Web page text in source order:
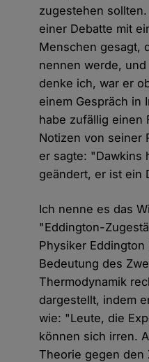
zugestehen
einer Debatte mit
Menschen gesagt,
nennen werde,
denke ich, war er
einem Gespräch in
habe zufällig einen
Notizen von seiner
er sagte: "Dawkins
geändert, er ist ein
Ich nenne es das
"Eddington-
Physiker Eddington
Bedeutung des
Thermodynamik
dargestellt, indem
wie: "Leute, die
können sich irren.
Theorie gegen den